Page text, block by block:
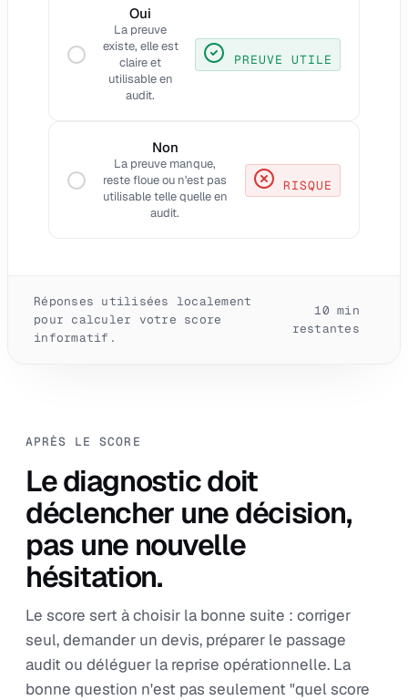
Oui
La preuve
existe, elle est
claire et
utilisable en
audit.
PREUVE UTILE
Non
La preuve manque,
reste floue ou n'est pas
utilisable telle quelle en
audit.
RISQUE
Réponses utilisées localement
pour calculer votre score
informatif.
10 min
restantes
APRÈS LE SCORE
Le diagnostic doit
déclencher une décision,
pas une nouvelle
hésitation.
Le score sert à choisir la bonne suite : corriger
seul, demander un devis, préparer le passage
audit ou déléguer la reprise opérationnelle. La
bonne question n'est pas seulement "quel score